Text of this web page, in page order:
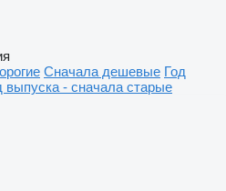
Сначала дешевые Год
выпуска - сначала старые